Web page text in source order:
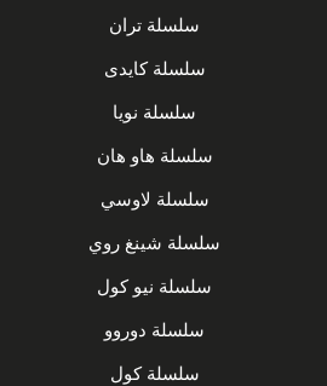
سلسلة تران
سلسلة كايدى
سلسلة نويا
سلسلة هاو هان
سلسلة لاوسي
سلسلة شينغ روي
سلسلة نيو كول
سلسلة دوروو
سلسلة كول